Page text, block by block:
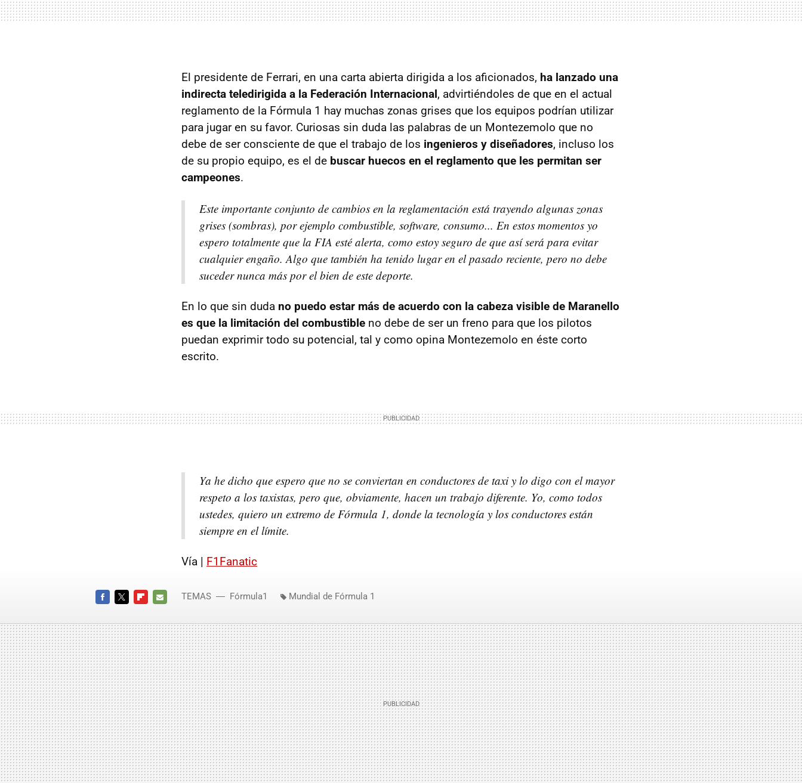
El presidente de Ferrari, en una carta abierta dirigida a los aficionados, ha lanzado una
indirecta teledirigida a la Federación Internacional, advirtiéndoles de que en el actual
reglamento de la Fórmula 1 hay muchas zonas grises que los equipos podrían utilizar
para jugar en su favor. Curiosas sin duda las palabras de un Montezemolo que no
debe de ser consciente de que el trabajo de los ingenieros y diseñadores, incluso los
de su propio equipo, es el de buscar huecos en el reglamento que les permitan ser
campeones.
Este importante conjunto de cambios en la reglamentación está trayendo algunas zonas
grises (sombras), por ejemplo combustible, software, consumo... En estos momentos yo
espero totalmente que la FIA esté alerta, como estoy seguro de que así será para evitar
cualquier engaño. Algo que también ha tenido lugar en el pasado reciente, pero no debe
suceder nunca más por el bien de este deporte.
En lo que sin duda no puedo estar más de acuerdo con la cabeza visible de Maranello
es que la limitación del combustible no debe de ser un freno para que los pilotos
puedan exprimir todo su potencial, tal y como opina Montezemolo en éste corto
escrito.
Ya he dicho que espero que no se conviertan en conductores de taxi y lo digo con el mayor
respeto a los taxistas, pero que, obviamente, hacen un trabajo diferente. Yo, como todos
ustedes, quiero un extremo de Fórmula 1, donde la tecnología y los conductores están
siempre en el límite.
Vía | F1Fanatic
MAIL
TEMAS Fórmula1 Mundial de Fórmula 1